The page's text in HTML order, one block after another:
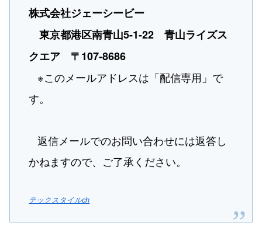
株​式​会​社ジ​ェー​シ​ービ​ー
東京​都​港区​南青山5-1-22 青山ライズス
クエア 〒107-8686
※このメールアドレスは「配信専用」で
す。
返信メールでのお問い合わせには返答し
かねますので、ご了承ください。
テックスタイルch